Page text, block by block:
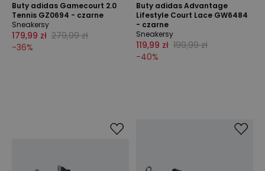
Buty adidas Gamecourt 2.0
Tennis GZ0694 - czarne
Sneakersy
179,99 zł 279,99 zł
-36%
Buty adidas Advantage
Lifestyle Court Lace GW6484
- czarne
Sneakersy
119,99 zł 199,99 zł
-40%